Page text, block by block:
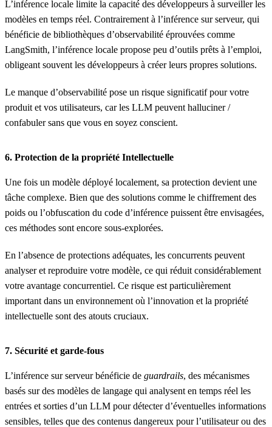
L’inférence locale limite la capacité des développeurs à surveiller les
modèles en temps réel. Contrairement à l’inférence sur serveur, qui
bénéficie de bibliothèques d’observabilité éprouvées comme
LangSmith, l’inférence locale propose peu d’outils prêts à l’emploi,
obligeant souvent les développeurs à créer leurs propres solutions.
Le manque d’observabilité pose un risque significatif pour votre
produit et vos utilisateurs, car les LLM peuvent halluciner /
confabuler sans que vous en soyez conscient.
6. Protection de la propriété Intellectuelle
Une fois un modèle déployé localement, sa protection devient une
tâche complexe. Bien que des solutions comme le chiffrement des
poids ou l’obfuscation du code d’inférence puissent être envisagées,
ces méthodes sont encore sous-explorées.
En l’absence de protections adéquates, les concurrents peuvent
analyser et reproduire votre modèle, ce qui réduit considérablement
votre avantage concurrentiel. Ce risque est particulièrement
important dans un environnement où l’innovation et la propriété
intellectuelle sont des atouts cruciaux.
7. Sécurité et garde-fous
L’inférence sur serveur bénéficie de guardrails, des mécanismes
basés sur des modèles de langage qui analysent en temps réel les
entrées et sorties d’un LLM pour détecter d’éventuelles informations
sensibles, telles que des contenus dangereux pour l’utilisateur ou des